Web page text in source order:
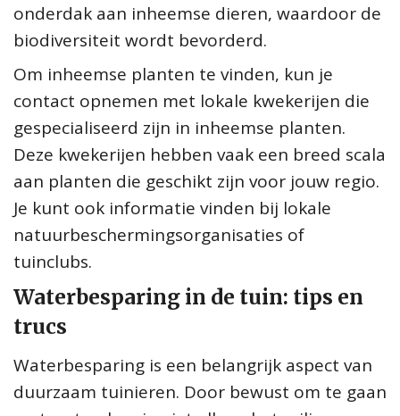
onderdak aan inheemse dieren, waardoor de
biodiversiteit wordt bevorderd.
Om inheemse planten te vinden, kun je
contact opnemen met lokale kwekerijen die
gespecialiseerd zijn in inheemse planten.
Deze kwekerijen hebben vaak een breed scala
aan planten die geschikt zijn voor jouw regio.
Je kunt ook informatie vinden bij lokale
natuurbeschermingsorganisaties of
tuinclubs.
Waterbesparing in de tuin: tips en
trucs
Waterbesparing is een belangrijk aspect van
duurzaam tuinieren. Door bewust om te gaan